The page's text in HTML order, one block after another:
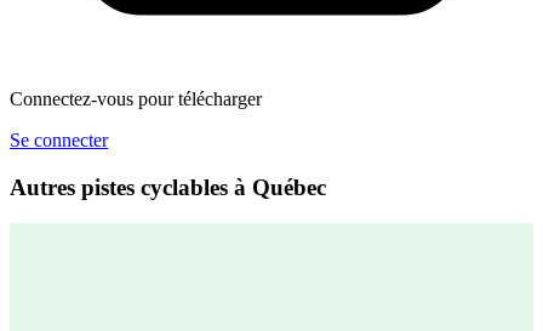
Connectez-vous pour télécharger
Se connecter
Autres pistes cyclables à Québec